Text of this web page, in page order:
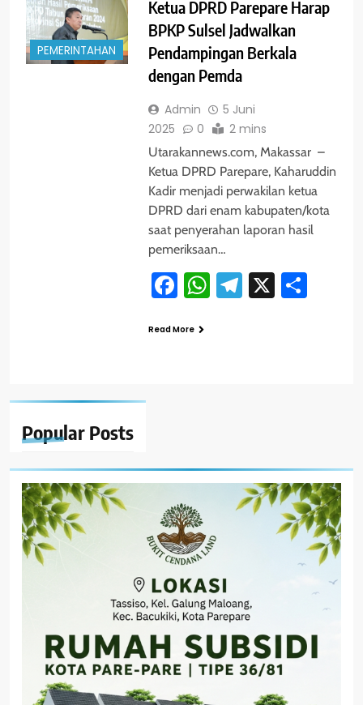
Popular Posts
PEMERINTAHAN
Ketua DPRD Parepare Harap
BPKP Sulsel Jadwalkan
Pendampingan Berkala
dengan Pemda
Admin
5 Juni
2025
0 2 mins
Utarakannews.com, Makassar –
Ketua DPRD Parepare, Kaharuddin
Kadir menjadi perwakilan ketua
DPRD dari enam kabupaten/kota
saat penyerahan laporan hasil
pemeriksaan…
Facebook
WhatsApp
Telegram
X
Read More